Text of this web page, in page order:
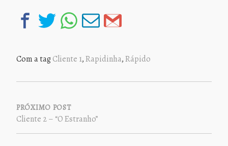
Com a tagCliente 1,Rapidinha,Rápido
NAVEGAÇÃO
POST
PRÓXIMO POST
Cliente 2 – “O Estranho”